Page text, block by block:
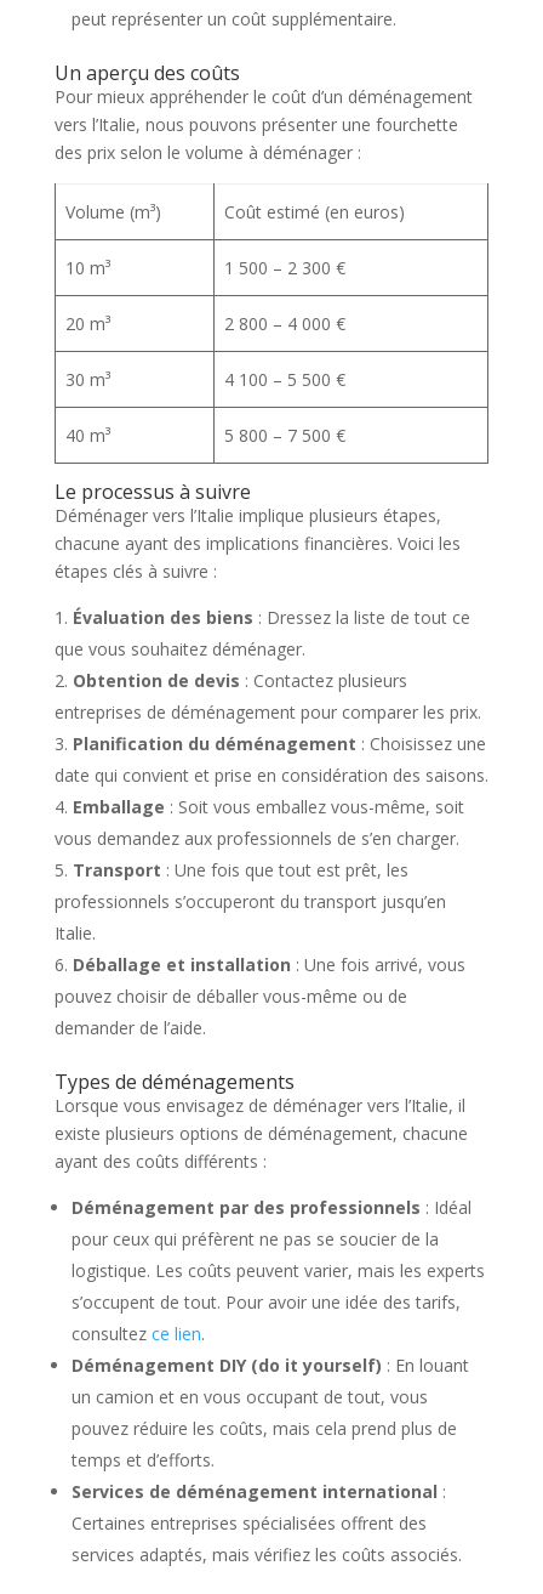
peut représenter un coût supplémentaire.
Un aperçu des coûts
Pour mieux appréhender le coût d’un déménagement
vers l’Italie, nous pouvons présenter une fourchette
des prix selon le volume à déménager :
Volume (m³) Coût estimé (en euros)
10 m³ 1 500 – 2 300 €
20 m³ 2 800 – 4 000 €
30 m³ 4 100 – 5 500 €
40 m³ 5 800 – 7 500 €
Le processus à suivre
Déménager vers l’Italie implique plusieurs étapes,
chacune ayant des implications financières. Voici les
étapes clés à suivre :
Évaluation des biens : Dressez la liste de tout ce
que vous souhaitez déménager.
Obtention de devis : Contactez plusieurs
entreprises de déménagement pour comparer les prix.
Planification du déménagement : Choisissez une
date qui convient et prise en considération des saisons.
Emballage : Soit vous emballez vous-même, soit
vous demandez aux professionnels de s’en charger.
Transport : Une fois que tout est prêt, les
professionnels s’occuperont du transport jusqu’en
Italie.
Déballage et installation : Une fois arrivé, vous
pouvez choisir de déballer vous-même ou de
demander de l’aide.
Types de déménagements
Lorsque vous envisagez de déménager vers l’Italie, il
existe plusieurs options de déménagement, chacune
ayant des coûts différents :
Déménagement par des professionnels : Idéal
pour ceux qui préfèrent ne pas se soucier de la
logistique. Les coûts peuvent varier, mais les experts
s’occupent de tout. Pour avoir une idée des tarifs,
consultez ce lien.
Déménagement DIY (do it yourself) : En louant
un camion et en vous occupant de tout, vous
pouvez réduire les coûts, mais cela prend plus de
temps et d’efforts.
Services de déménagement international :
Certaines entreprises spécialisées offrent des
services adaptés, mais vérifiez les coûts associés.